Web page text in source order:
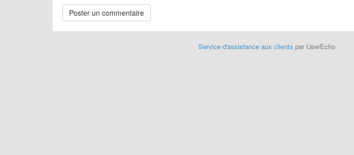
Service d'assistance aux clients par UserEcho